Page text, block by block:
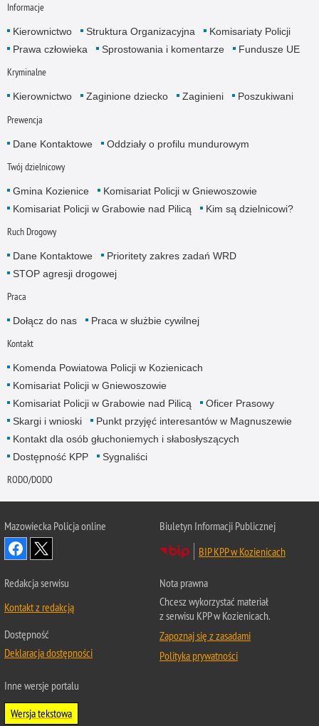
Informacje
Kierownictwo Struktura Organizacyjna
Komisariaty Policji
Prawa człowieka
Sprostowania i komentarze Fundusze UE
Kryminalne
Kierownictwo Zaginione dziecko Zaginieni Poszukiwani
Prewencja
Dane Kontaktowe Oddziały o profilu mundurowym
Twój dzielnicowy
Gmina Kozienice
Komisariat Policji w Gniewoszowie
Komisariat Policji w Grabowie nad Pilicą
Kim są dzielnicowi?
Ruch Drogowy
Dane Kontaktowe
Prioritety zakres zadań WRD
STOP agresji drogowej
Praca
Dołącz do nas Praca w służbie cywilnej
Kontakt
Komenda Powiatowa Policji w Kozienicach
Komisariat Policji w Gniewoszowie
Komisariat Policji w Grabowie nad Pilicą
Oficer Prasowy
Skargi i wnioski
Punkt przyjęć interesantów w Magnuszewie
Kontakt dla osób głuchoniemych i słabosłyszących
Dostępność KPP
Sygnaliści
RODO/DODO
Mazowiecka Policja online
Biuletyn Informacji Publicznej
BIP KPP w Kozienicach
Redakcja serwisu
Kontakt z redakcją
Dostępność
Deklaracja dostępności
Nota prawna
Chcesz wykorzystać materiał
z serwisu KPP w Kozienicach.
Zapoznaj się z zasadami
Polityka prywatności
Inne wersje portalu
Wersja tekstowa